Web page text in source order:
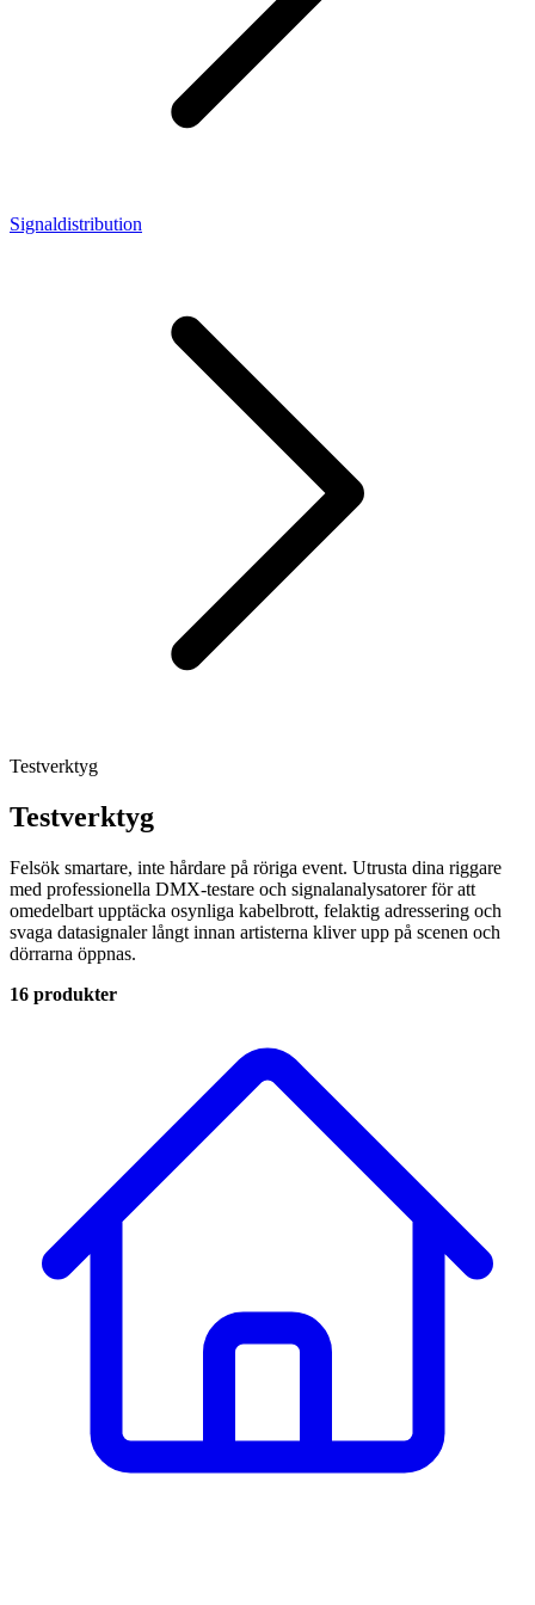
Signaldistribution
Testverktyg
Testverktyg
Felsök smartare, inte hårdare på röriga event. Utrusta dina riggare
med professionella DMX-testare och signalanalysatorer för att
omedelbart upptäcka osynliga kabelbrott, felaktig adressering och
svaga datasignaler långt innan artisterna kliver upp på scenen och
dörrarna öppnas.
16 produkter